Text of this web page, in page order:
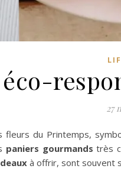
27
du Printemps,
paniers gourmands très
à offrir, sont souvent